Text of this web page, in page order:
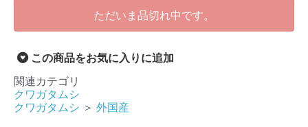
ただいま品切れ中です。
この商品をお気に入りに追加
関連カテゴリ
クワガタムシ
クワガタムシ ＞ 外国産